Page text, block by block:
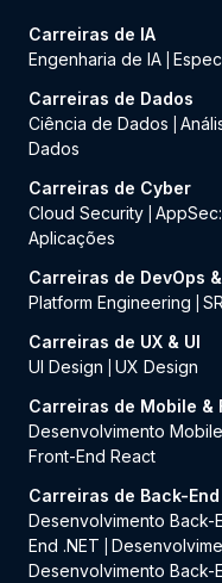
Carreiras de IA
Engenharia de IA
Carreiras de Dados
Ciência de Dados
Dados
Carreiras de Cyber
Cloud Security
Aplicações
Carreiras de DevOps
Platform Engineering
Carreiras de UX & UI
UI Design
UX Design
Carreiras de Mobile &
Desenvolvimento
Front-End React
Carreiras de Back-End
Desenvolvimento Back-
End .NET
Desenvolvimento Back-